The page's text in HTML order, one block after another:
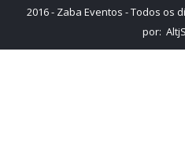
2016 - Zaba Eventos - Todos
por: